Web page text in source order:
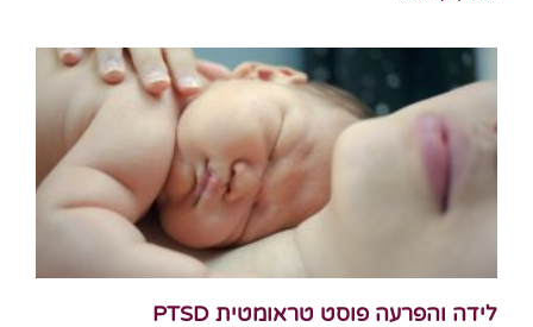
לידה והפרעה פוסט טראומטית PTSD